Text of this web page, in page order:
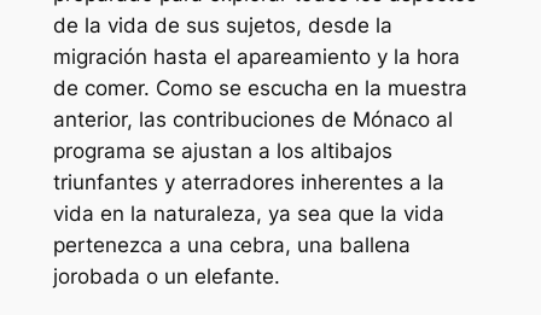
de la vida de sus sujetos, desde la
migración hasta el apareamiento y la hora
de comer. Como se escucha en la muestra
anterior, las contribuciones de Mónaco al
programa se ajustan a los altibajos
triunfantes y aterradores inherentes a la
vida en la naturaleza, ya sea que la vida
pertenezca a una cebra, una ballena
jorobada o un elefante.